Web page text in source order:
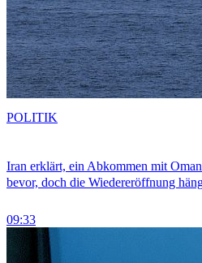
Iran erklärt, ein Abkommen mit
bevor, doch die Wiedereröffnung
09:33
POLITIK